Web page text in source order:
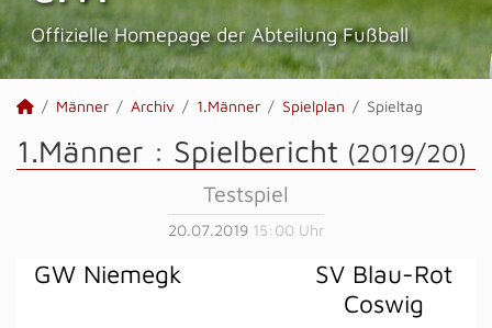
Offizielle Homepage der Abteilung Fußball
Männer Archiv 1.Männer Spielplan Spieltag
1.Männer : Spielbericht (2019/20)
Testspiel
20.07.2019 15:00 Uhr
GW Niemegk
SV Blau-Rot
Coswig